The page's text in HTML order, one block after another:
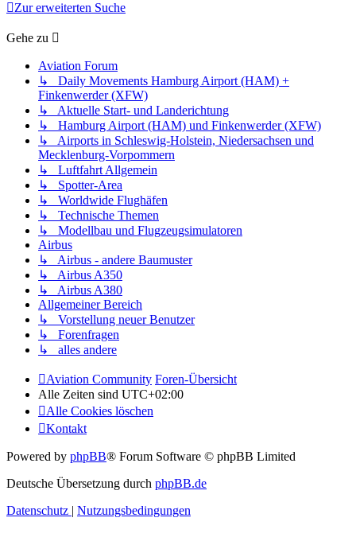
Zur erweiterten Suche
Gehe zu
Aviation Forum
↳ Daily Movements Hamburg Airport (HAM) +
Finkenwerder (XFW)
↳ Aktuelle Start- und Landerichtung
↳ Hamburg Airport (HAM) und Finkenwerder (XFW)
↳ Airports in Schleswig-Holstein, Niedersachsen und
Mecklenburg-Vorpommern
↳ Luftfahrt Allgemein
↳ Spotter-Area
↳ Worldwide Flughäfen
↳ Technische Themen
↳ Modellbau und Flugzeugsimulatoren
Airbus
↳ Airbus - andere Baumuster
↳ Airbus A350
↳ Airbus A380
Allgemeiner Bereich
↳ Vorstellung neuer Benutzer
↳ Forenfragen
↳ alles andere
Aviation Community Foren-Übersicht
Alle Zeiten sind UTC+02:00
Alle Cookies löschen
Kontakt
Powered by phpBB® Forum Software © phpBB Limited
Deutsche Übersetzung durch phpBB.de
Datenschutz
Nutzungsbedingungen